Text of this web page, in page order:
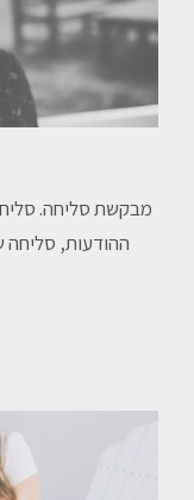
מבקשת סליחה.⁠
ההודעות,⁠ סליחה